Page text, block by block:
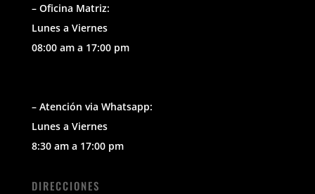
– Oficina Matriz:
Lunes a Viernes
08:00 am a 17:00 pm
– Atención via Whatsapp:
Lunes a Viernes
8:30 am a 17:00 pm
DIRECCIONES